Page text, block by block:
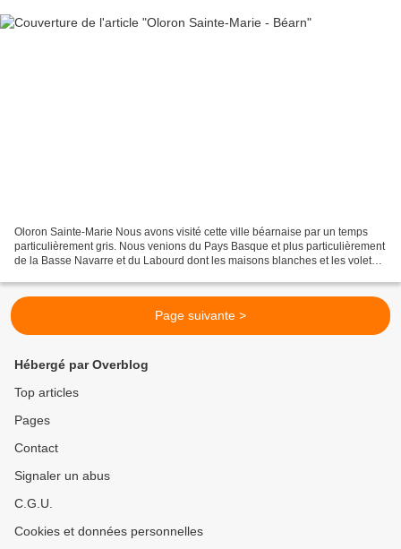
Oloron Sainte-Marie Nous avons visité cette ville béarnaise par un temps
particulièrement gris. Nous venions du Pays Basque et plus particulièrement
de la Basse Navarre et du Labourd dont les maisons blanches et les volets
Page suivante >
Hébergé par Overblog
Top articles
Pages
Contact
Signaler un abus
C.G.U.
Cookies et données personnelles